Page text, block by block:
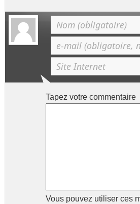
Tapez votre commentaire
Vous pouvez utiliser ces